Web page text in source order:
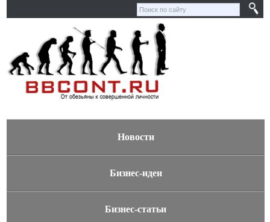
Новости
Бизнес-идеи
Бизнес-статьи